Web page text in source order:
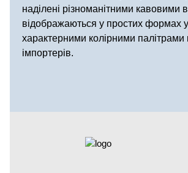
наділені різноманітними кавовими
відображаються у простих формах
характерними колірними палітрами
імпортерів.